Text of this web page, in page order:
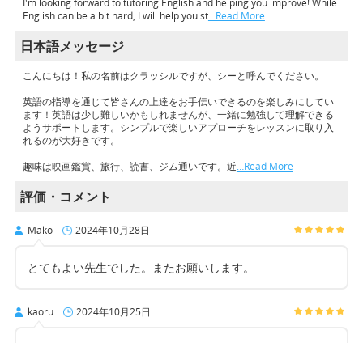
I'm looking forward to tutoring English and helping you improve! While
English can be a bit hard, I will help you st…Read More
日本語メッセージ
こんにちは！私の名前はクラッシルですが、シーと呼んでください。
英語の指導を通じて皆さんの上達をお手伝いできるのを楽しみにしてい
ます！英語は少し難しいかもしれませんが、一緒に勉強して理解できる
ようサポートします。シンプルで楽しいアプローチをレッスンに取り入
れるのが大好きです。
趣味は映画鑑賞、旅行、読書、ジム通いです。近…Read More
評価・コメント
Mako 2024年10月28日
とてもよい先生でした。またお願いします。
kaoru 2024年10月25日